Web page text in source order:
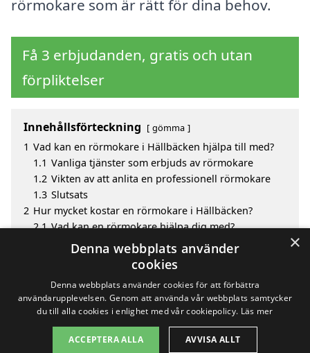
rörmokare som är rätt för dina behov.
Få 3 erbjudanden, gratis och utan
förpliktelser
Innehållsförteckning gömma
1 Vad kan en rörmokare i Hällbäcken hjälpa till med?
1.1 Vanliga tjänster som erbjuds av rörmokare
1.2 Vikten av att anlita en professionell rörmokare
1.3 Slutsats
2 Hur mycket kostar en rörmokare i Hällbäcken?
2.1 Vad kan en rörmokare hjälpa dig med?
Fördelar med att välja rörmokare i Hällbäcken
Sök efter en skicklig rörmokare i de omgivande
Copyright 2026 - Pilanto Aps
×
Denna webbplats använder
cookies
Denna webbplats använder cookies för att förbättra
användarupplevelsen. Genom att använda vår webbplats samtycker
du till alla cookies i enlighet med vår cookiepolicy. Läs mer
ACCEPTERA ALLA AVVISA ALLT